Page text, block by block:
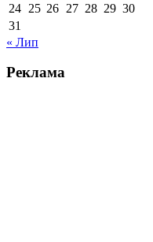
24 25 26 27 28 29 30
31
« Лип
Реклама